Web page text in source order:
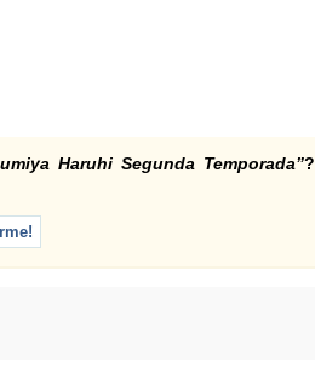
Haruhi Segunda Temporada”?